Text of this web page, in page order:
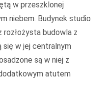
w przeszklonej
niebem. Budynek studio
rozłożysta budowla z
się w jej centralnym
są w niej z
atutem